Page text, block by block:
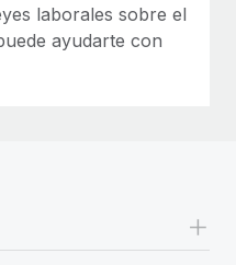
laborales sobre el
ayudarte con
+